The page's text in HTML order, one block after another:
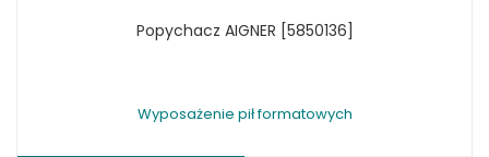
Popychacz AIGNER [5850136]
Wyposażenie pił formatowych